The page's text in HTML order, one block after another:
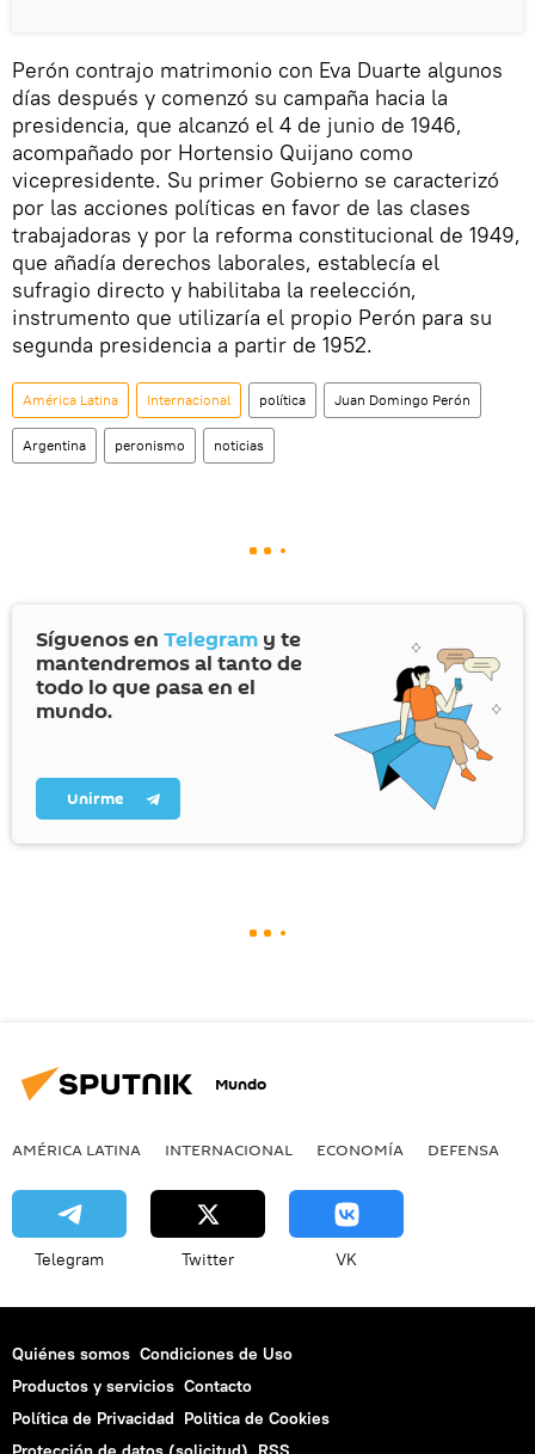
Perón contrajo matrimonio con Eva Duarte algunos
días después y comenzó su campaña hacia la
presidencia, que alcanzó el 4 de junio de 1946,
acompañado por Hortensio Quijano como
vicepresidente. Su primer Gobierno se caracterizó
por las acciones políticas en favor de las clases
trabajadoras y por la reforma constitucional de 1949,
que añadía derechos laborales, establecía el
sufragio directo y habilitaba la reelección,
instrumento que utilizaría el propio Perón para su
segunda presidencia a partir de 1952.
América Latina Internacional política Juan Domingo Perón
Argentina peronismo noticias
Síguenos en Telegram y te
mantendremos al tanto de
todo lo que pasa en el
mundo.
Unirme
Mundo
AMÉRICA LATINA INTERNACIONAL ECONOMÍA DEFENSA
Telegram Twitter VK
Quiénes somos Condiciones de Uso
Productos y servicios Contacto
Política de Privacidad Politica de Cookies